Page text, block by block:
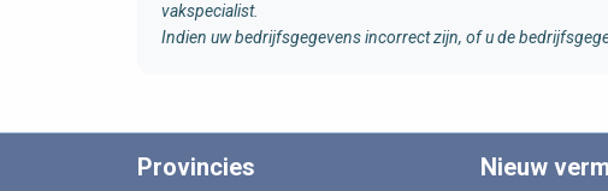
vakspecialist.
Indien uw bedrijfsgegevens incorrect zijn, of u de
Provincies Nieuw